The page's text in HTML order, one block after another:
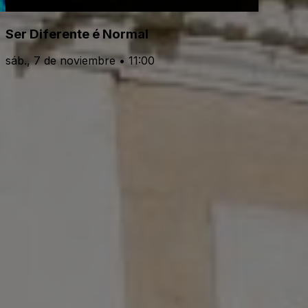
Ser Diferente é Normal
sáb., 7 de noviembre • 11:00